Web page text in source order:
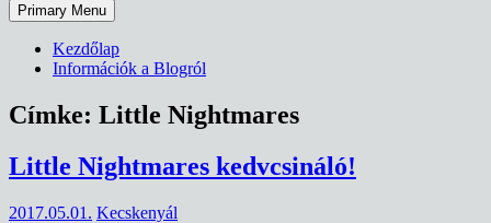
Primary Menu
Kezdőlap
Információk a Blogról
Címke: Little Nightmares
Little Nightmares kedvcsináló!
2017.05.01. Kecskenyál